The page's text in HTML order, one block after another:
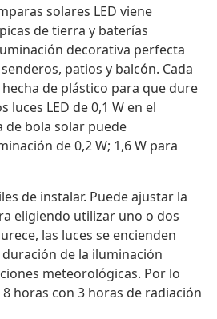
solares LED viene
de tierra y baterías
decorativa perfecta
patios y balcón. Cada
de plástico para que dure
luces LED de 0,1 W en el
de bola solar puede
de 0,2 W; 1,6 W para
de instalar. Puede ajustar la
eligiendo utilizar uno o dos
las luces se encienden
de la iluminación
meteorológicas. Por lo
horas con 3 horas de radiación